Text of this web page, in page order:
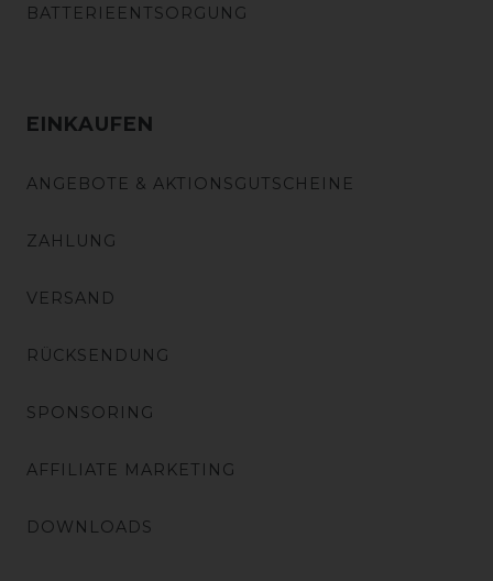
BATTERIEENTSORGUNG
EINKAUFEN
ANGEBOTE & AKTIONSGUTSCHEINE
ZAHLUNG
VERSAND
RÜCKSENDUNG
SPONSORING
AFFILIATE MARKETING
DOWNLOADS